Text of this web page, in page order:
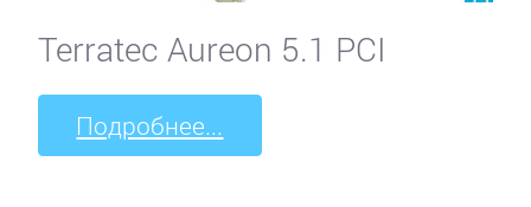
Terratec Aureon 5.1 PCI
Подробнее...